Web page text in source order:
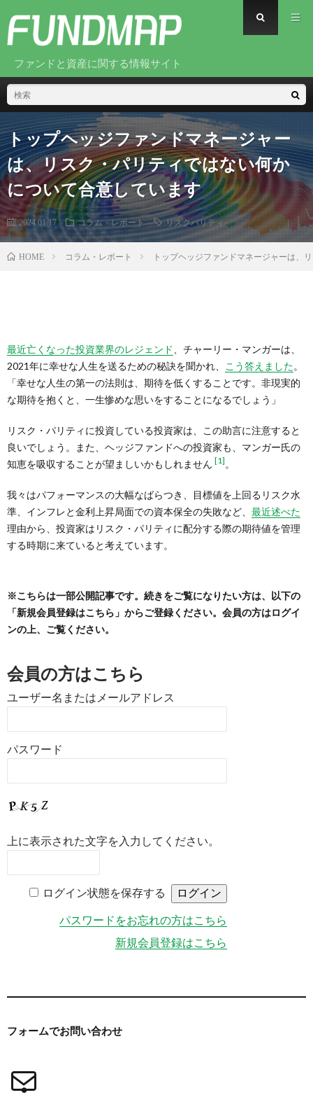
ファンドと資産に関する情報サイト
トップヘッジファンドマネージャー
は、リスク・パリティではない何か
について合意しています
2024.01.17 コラム・レポート リスクパリティ
HOME コラム・レポート トップヘッジファンドマネージャーは、
最近亡くなった投資業界のレジェンド
、チャーリー・マンガーは、
2021年に幸せな人生を送るための秘訣を聞かれ、
こう答えました。
「幸せな人生の第一の法則は、期待を低くすることです。非現実的
な期待を抱くと、一生惨めな思いをすることになるでしょう」
リスク・パリティに投資している投資家は、この助言に注意すると
良いでしょう。また、ヘッジファンドへの投資家も、マンガー氏の
知恵を吸収することが望ましいかもしれません [1] 。
我々はパフォーマンスの大幅なばらつき、目標値を上回るリスク水
準、インフレと金利上昇局面での資本保全の失敗など、 最近述べた
理由から、投資家はリスク・パリティに配分する際の期待値を管理
する時期に来ていると考えています。
※こちらは一部公開記事です。続きをご覧になりたい方は、以下の
「新規会員登録はこちら」からご登録ください。会員の方はログイ
ンの上、ご覧ください。
会員の方はこちら
ユーザー名またはメールアドレス
パスワード
上に表示された文字を入力してください。
ログイン状態を保存する
パスワードをお忘れの方はこちら
新規会員登録はこちら
フォームでお問い合わせ